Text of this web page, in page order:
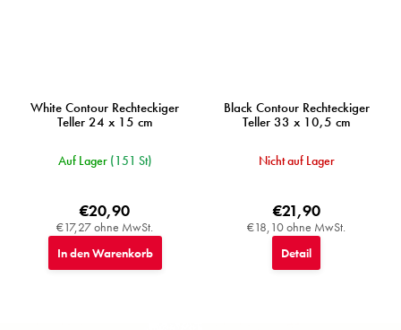
White Contour Rechteckiger
Teller 24 x 15 cm
Auf Lager (151 St)
€17,27 ohne MwSt.
€20,90
In den Warenkorb
Black Contour Rechteckiger
Teller 33 x 10,5 cm
Nicht auf Lager
€18,10 ohne MwSt.
€21,90
Detail